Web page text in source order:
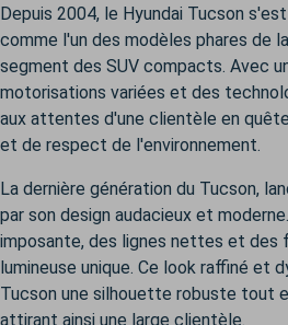
Depuis 2004, le Hyundai Tucson
comme l'un des modèles phares de
segment des SUV compacts. Avec
motorisations variées et des
aux attentes d'une clientèle en
et de respect de l'environnement.
La dernière génération du Tucson,
par son design audacieux et
imposante, des lignes nettes et des
lumineuse unique. Ce look raffiné et
Tucson une silhouette robuste tout
attirant ainsi une large clientèle.